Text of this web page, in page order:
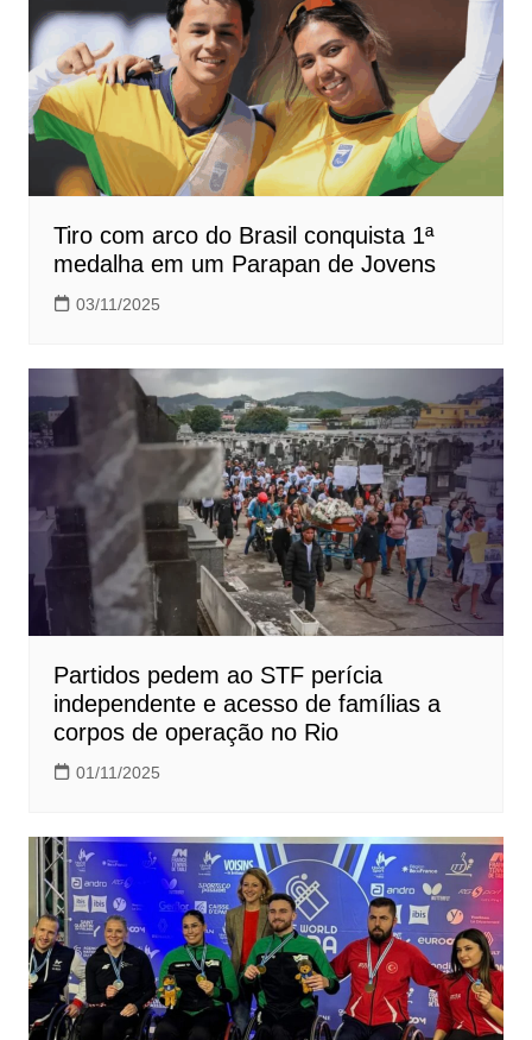
Tiro com arco do Brasil conquista 1ª
medalha em um Parapan de Jovens
03/11/2025
Partidos pedem ao STF perícia
independente e acesso de famílias a
corpos de operação no Rio
01/11/2025